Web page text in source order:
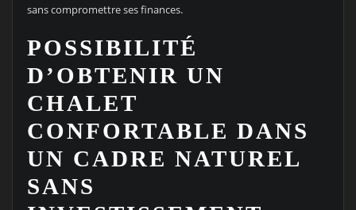
sans compromettre ses finances.
POSSIBILITÉ
D’OBTENIR UN
CHALET
CONFORTABLE DANS
UN CADRE NATUREL
SANS